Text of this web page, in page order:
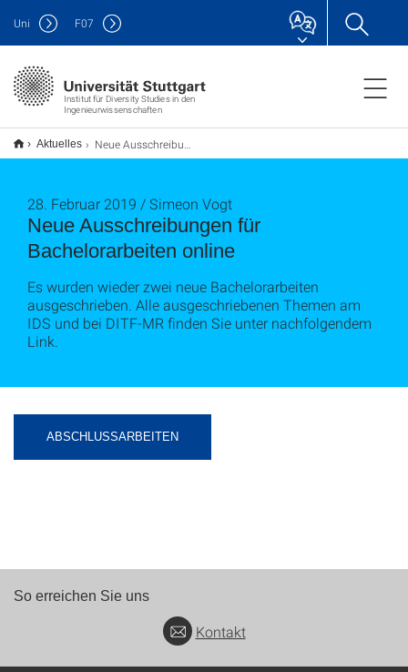
Institut für Diversity Studies in den
Ingenieurwissenschaften
Uni F07
Aktuelles Neue Ausschreibungen für Bachelorarbeiten online
Neue Ausschreibungen für
Bachelorarbeiten online
28. Februar 2019 / Simeon Vogt
Es wurden wieder zwei neue Bachelorarbeiten
ausgeschrieben. Alle ausgeschriebenen Themen am
IDS und bei DITF-MR finden Sie unter nachfolgendem
Link.
ABSCHLUSSARBEITEN
So erreichen Sie uns
Kontakt